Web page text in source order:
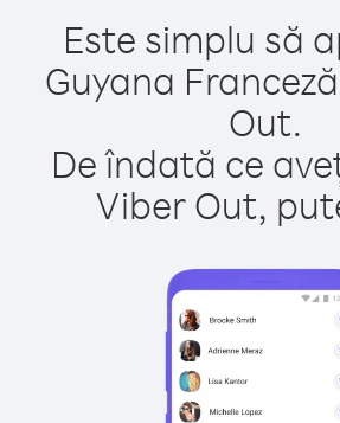
Este simplu să
Guyana
Out.
De îndată ce
Viber Out,